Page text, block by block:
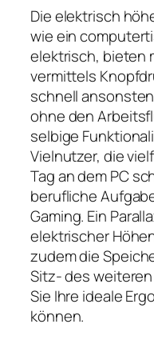
Die elektrisch
wie ein
elektrisch, bieten
vermittels
schnell
ohne den
selbige
Vielnutzer, die
Tag an dem PC
berufliche
Gaming. Ein
elektrischer
zudem die
Sitz- des
Sie Ihre ideale
können.